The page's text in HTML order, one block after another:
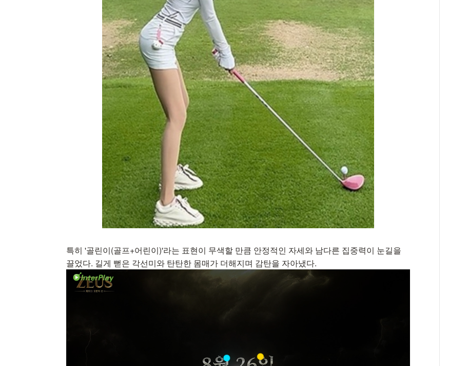
특히 '골린이(골프+어린이)'라는 표현이 무색할 만큼 안정적인 자세와 남다른 집중력이 눈길을
끌었다. 길게 뻗은 각선미와 탄탄한 몸매가 더해지며 감탄을 자아냈다.